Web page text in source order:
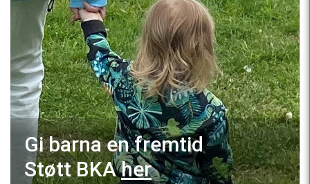
Gi barna en fremtid
Støtt BKAher